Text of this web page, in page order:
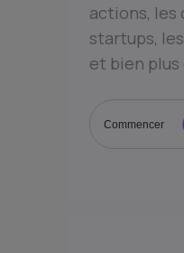
actions, les
startups,
et bien plus
Commencer